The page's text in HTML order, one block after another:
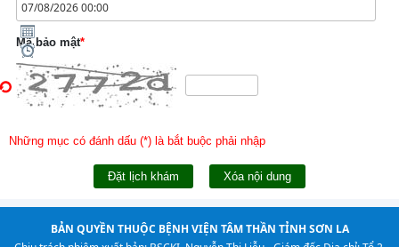
Mã bảo mật*
Những mục có đánh dấu (*) là bắt buộc phải nhập
Đặt lịch khám Xóa nội dung
BẢN QUYỀN THUỘC BỆNH VIỆN TÂM THẦN TỈNH SƠN LA